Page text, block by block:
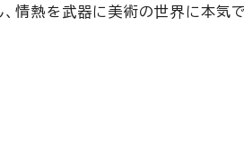
情熱を武器に美術の世界に本気